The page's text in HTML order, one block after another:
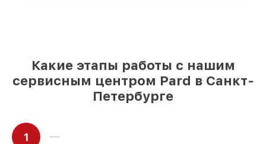
Какие этапы работы с нашим
сервисным центром Pard в Санкт-
Петербурге
1